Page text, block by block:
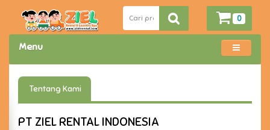
0
Menu
Tentang Kami
PT ZIEL RENTAL INDONESIA